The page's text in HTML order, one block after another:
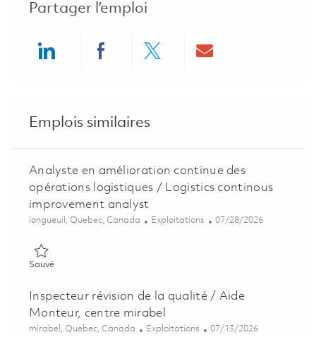
Partager l’emploi
Emplois similaires
Analyste en amélioration continue des
opérations logistiques / Logistics continous
improvement analyst
Emplacement
longueuil, Quebec, Canada Catégorie
Exploitations Posted Date
07/28/2026
SauvéSauvé Analyste en amélioration continue des opérations
Inspecteur révision de la qualité / Aide
Monteur, centre mirabel
Emplacement
mirabel, Quebec, Canada Catégorie
Exploitations Posted Date
07/13/2026